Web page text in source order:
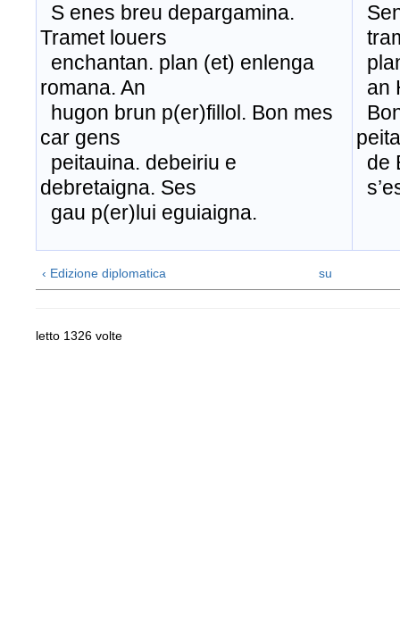
S enes breu depargamina.
Tramet louers
enchantan. plan (et) enlenga
romana. An
hugon brun p(er)fillol. Bon mes
car gens
peitauina. debeiriu e
debretaigna. Ses
gau p(er)lui eguiaigna.
an
de
‹ Edizione diplomatica su
letto 1326 volte